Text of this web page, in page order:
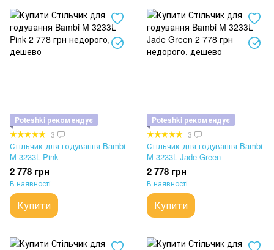
Poteshki рекомендує
3
Стільчик для годування Bambi
M 3233L Pink
2 778 грн
В наявності
Купити
Poteshki рекомендує
3
Стільчик для годування Bambi
M 3233L Jade Green
2 778 грн
В наявності
Купити